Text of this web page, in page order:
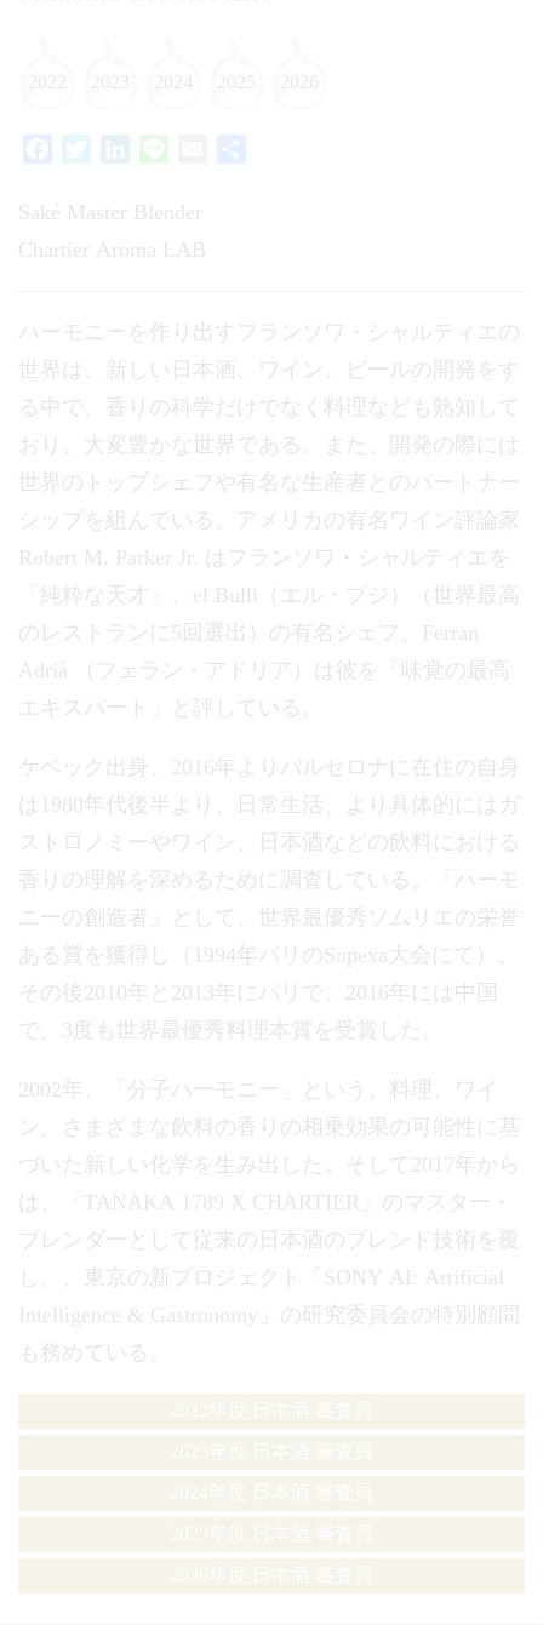
2022 2023 2024 2025 2026
FacebookTwitterLinkedIn Email
Saké Master Blender
Chartier Aroma LAB
ハーモニーを作り出すフランソワ・シャルティエの
世界は、新しい日本酒、ワイン、ビールの開発をす
る中で、香りの科学だけでなく料理なども熟知して
おり、大変豊かな世界である。また、開発の際には
世界のトップシェフや有名な生産者とのパートナー
シップを組んでいる。アメリカの有名ワイン評論家
Robert M. Parker Jr. はフランソワ・シャルティエを
「純粋な天才」、el Bulli（エル・ブジ）（世界最高
のレストランに5回選出）の有名シェフ、Ferran
Adrià （フェラン・アドリア）は彼を「味覚の最高
エキスパート」と評している。
ケベック出身、2016年よりバルセロナに在住の自身
は1980年代後半より、日常生活、より具体的にはガ
ストロノミーやワイン、日本酒などの飲料における
香りの理解を深めるために調査している。「ハーモ
ニーの創造者」として、世界最優秀ソムリエの栄誉
ある賞を獲得し（1994年パリのSopexa大会にて）、
その後2010年と2013年にパリで、2016年には中国
で、3度も世界最優秀料理本賞を受賞した。
2002年、「分子ハーモニー」という、料理、ワイ
ン、さまざまな飲料の香りの相乗効果の可能性に基
づいた新しい化学を生み出した。そして2017年から
は、「TANAKA 1789 X CHARTIER」のマスター・
ブレンダーとして従来の日本酒のブレンド技術を覆
し、、東京の新プロジェクト「SONY AI: Artificial
Intelligence & Gastronomy」の研究委員会の特別顧問
も務めている。